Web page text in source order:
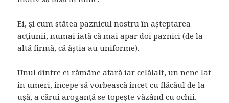
Ei, și cum stătea paznicul nostru în așteptarea
acțiunii, numai iată că mai apar doi paznici (de la
altă firmă, că ăștia au uniforme).
Unul dintre ei rămâne afară iar celălalt, un nene lat
în umeri, începe să vorbească încet cu flăcăul de la
ușă, a cărui aroganță se topește văzând cu ochii.